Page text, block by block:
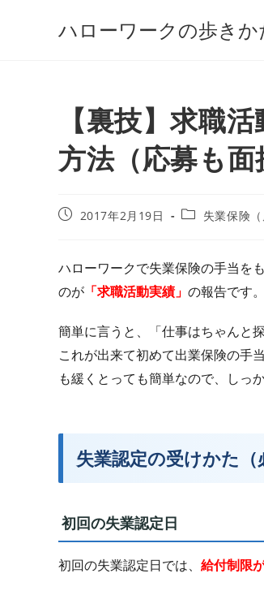
ハローワークの歩きか
【裏技】求職
方法（応募も面
投
日:
2017年2月19日
投
テ
ゴ
リ
失業保険（
ハローワークで失業保険の手当を
のが 「求職活動実績」 の報告です。
簡単に言うと、「仕事はちゃんと
これが出来て初めて出業保険の手
も緩くとっても簡単なので、しっ
失業認定の受けかた（
初回の失業認定日
初回の失業認定日では、 給付制限